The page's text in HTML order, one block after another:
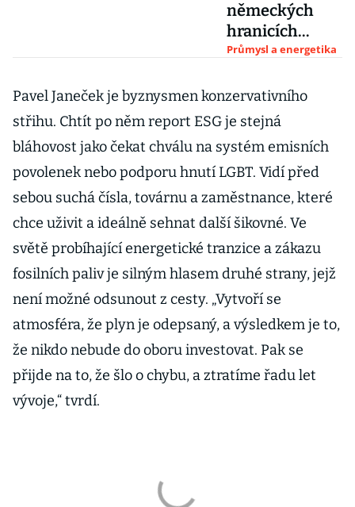
německých
hranicích
doutná spor o
zapříčinit vyšší
dodávky z
Ruska
Průmysl a energetika
Pavel Janeček je byznysmen konzervativního
střihu. Chtít po něm report ESG je stejná
bláhovost jako čekat chválu na systém emisních
povolenek nebo podporu hnutí LGBT. Vidí před
sebou suchá čísla, továrnu a zaměstnance, které
chce uživit a ideálně sehnat další šikovné. Ve
světě probíhající energetické tranzice a zákazu
fosilních paliv je silným hlasem druhé strany, jejž
není možné odsunout z cesty. „Vytvoří se
atmosféra, že plyn je odepsaný, a výsledkem je to,
že nikdo nebude do oboru investovat. Pak se
přijde na to, že šlo o chybu, a ztratíme řadu let
vývoje,“ tvrdí.